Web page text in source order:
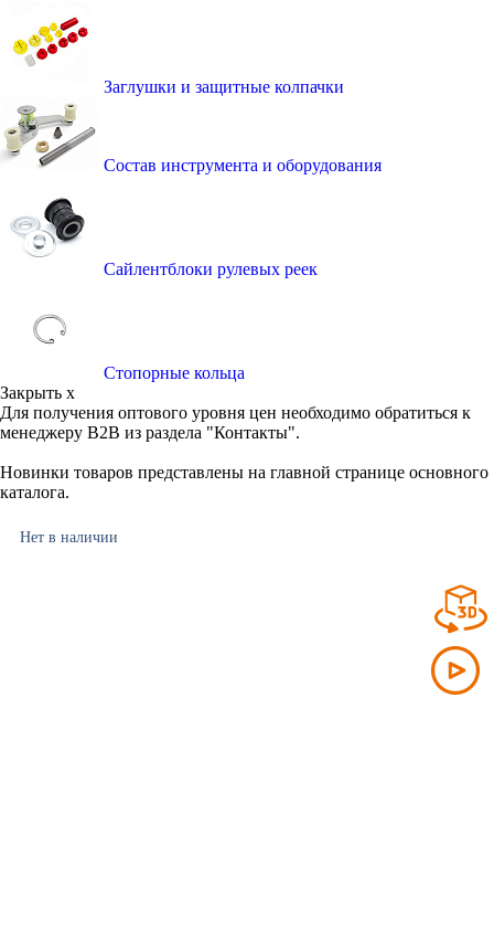
Заглушки и защитные колпачки
Состав инструмента и оборудования
Сайлентблоки рулевых реек
Стопорные кольца
Закрыть x
Для получения оптового уровня цен необходимо обратиться к
менеджеру B2B из раздела "Контакты".
Новинки товаров представлены на главной странице основного
каталога.
Нет в наличии